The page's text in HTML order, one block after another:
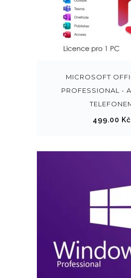
MICROSOFT
PROFESSIONAL -
499.00 Kč